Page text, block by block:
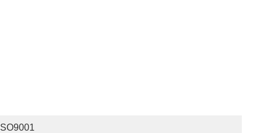
ISO9001